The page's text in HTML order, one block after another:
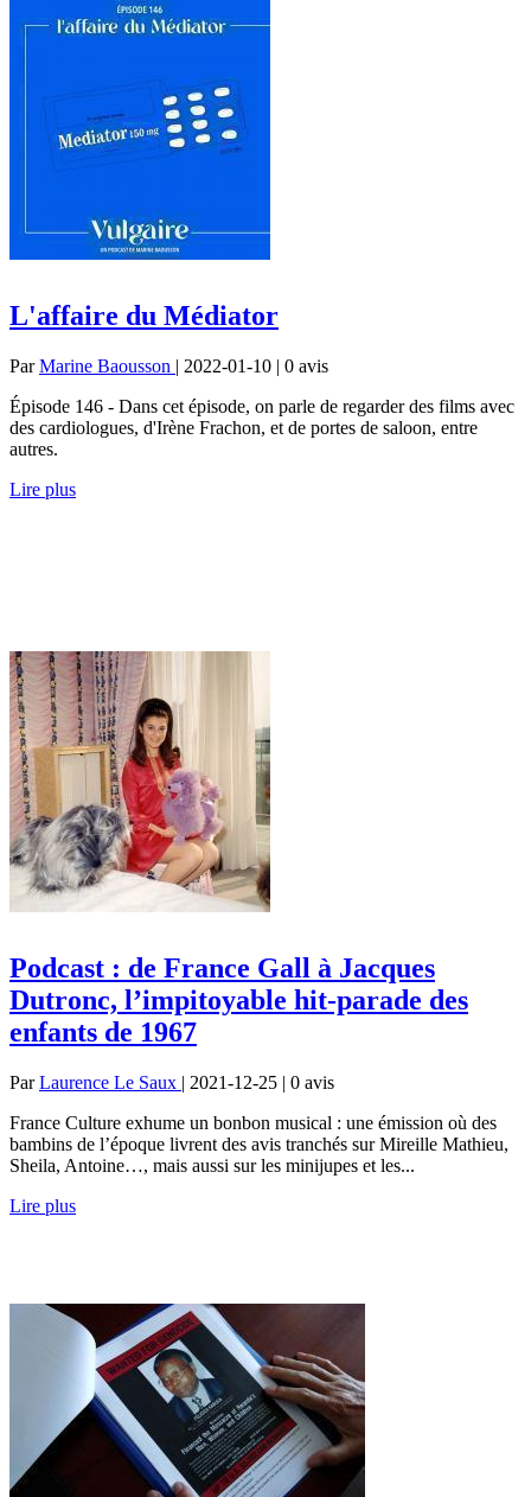
L'affaire du Médiator
ParMarine Baousson | 2022-01-10 | 0 avis
Épisode 146 - Dans cet épisode, on parle de regarder des films avec
des cardiologues, d'Irène Frachon, et de portes de saloon, entre
autres.
Lire plus
Podcast : de France Gall à Jacques
Dutronc, l’impitoyable hit-parade des
enfants de 1967
ParLaurence Le Saux | 2021-12-25 | 0 avis
France Culture exhume un bonbon musical : une émission où des
bambins de l’époque livrent des avis tranchés sur Mireille Mathieu,
Sheila, Antoine…, mais aussi sur les minijupes et les...
Lire plus